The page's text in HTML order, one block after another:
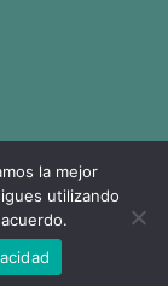
la mejor
utilizando